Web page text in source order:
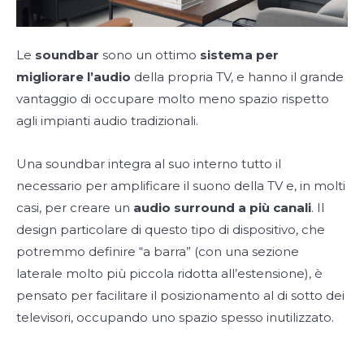
Le soundbar sono un ottimo sistema per
migliorare l’audio della propria TV, e hanno il grande
vantaggio di occupare molto meno spazio rispetto
agli impianti audio tradizionali.
Una soundbar integra al suo interno tutto il
necessario per amplificare il suono della TV e, in molti
casi, per creare un audio surround a più canali. Il
design particolare di questo tipo di dispositivo, che
potremmo definire “a barra” (con una sezione
laterale molto più piccola ridotta all’estensione), è
pensato per facilitare il posizionamento al di sotto dei
televisori, occupando uno spazio spesso inutilizzato.